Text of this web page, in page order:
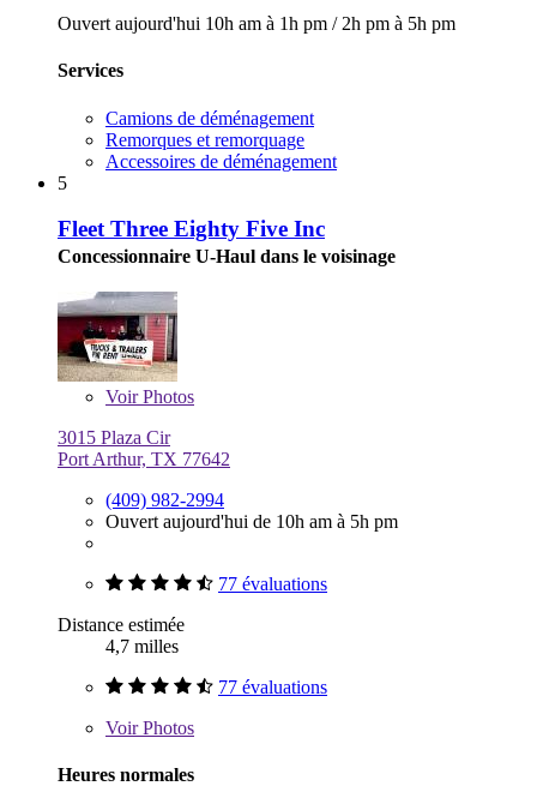
Ouvert aujourd'hui 10h am à 1h pm / 2h pm à 5h pm
Services
Camions de déménagement
Remorques et remorquage
Accessoires de déménagement
5
Fleet Three Eighty Five Inc
Concessionnaire U-Haul dans le voisinage
VoirPhotos
3015 Plaza Cir
Port Arthur, TX 77642
(409) 982-2994
Ouvert aujourd'hui de 10h am à 5h pm
77 évaluations
Distance estimée
4,7 milles
77 évaluations
VoirPhotos
Heures normales